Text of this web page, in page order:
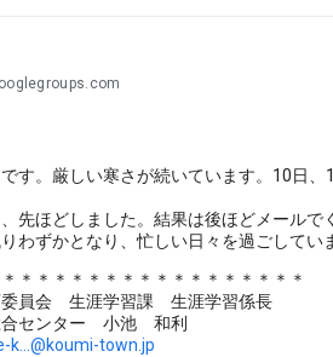
す。厳しい寒さが続いています。10日
先ほどしました。結果は後ほどメールで
わずかとなり、忙しい日々を過ごしてい
＊＊＊＊＊＊＊＊＊＊＊＊＊＊＊＊＊
員会 生涯学習課 生涯学習係長
センター 小池 和利
k...@koumi-town.jp